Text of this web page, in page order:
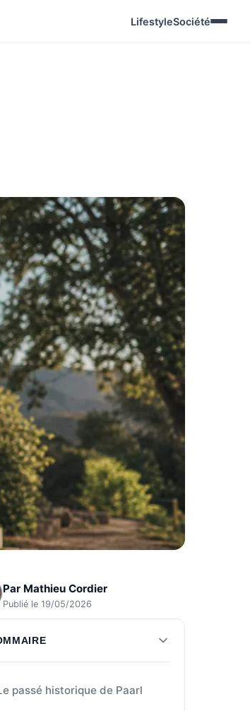
LifestyleSociété
Par Mathieu Cordier
Publié le 19/05/2026
passé historique de Paarl